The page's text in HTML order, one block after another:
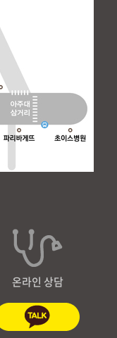
온라인 상담